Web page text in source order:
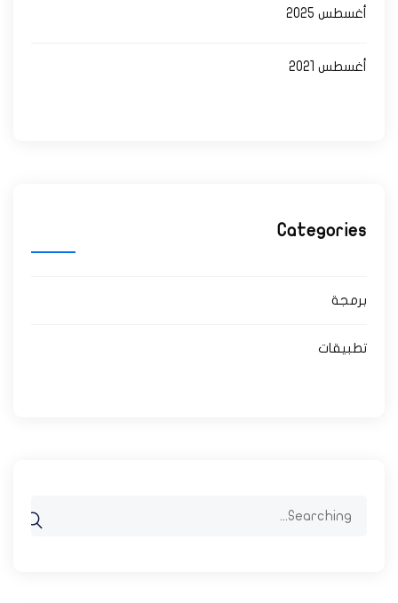
أغسطس 2025
أغسطس 2021
Categories
برمجة
تطبيقات